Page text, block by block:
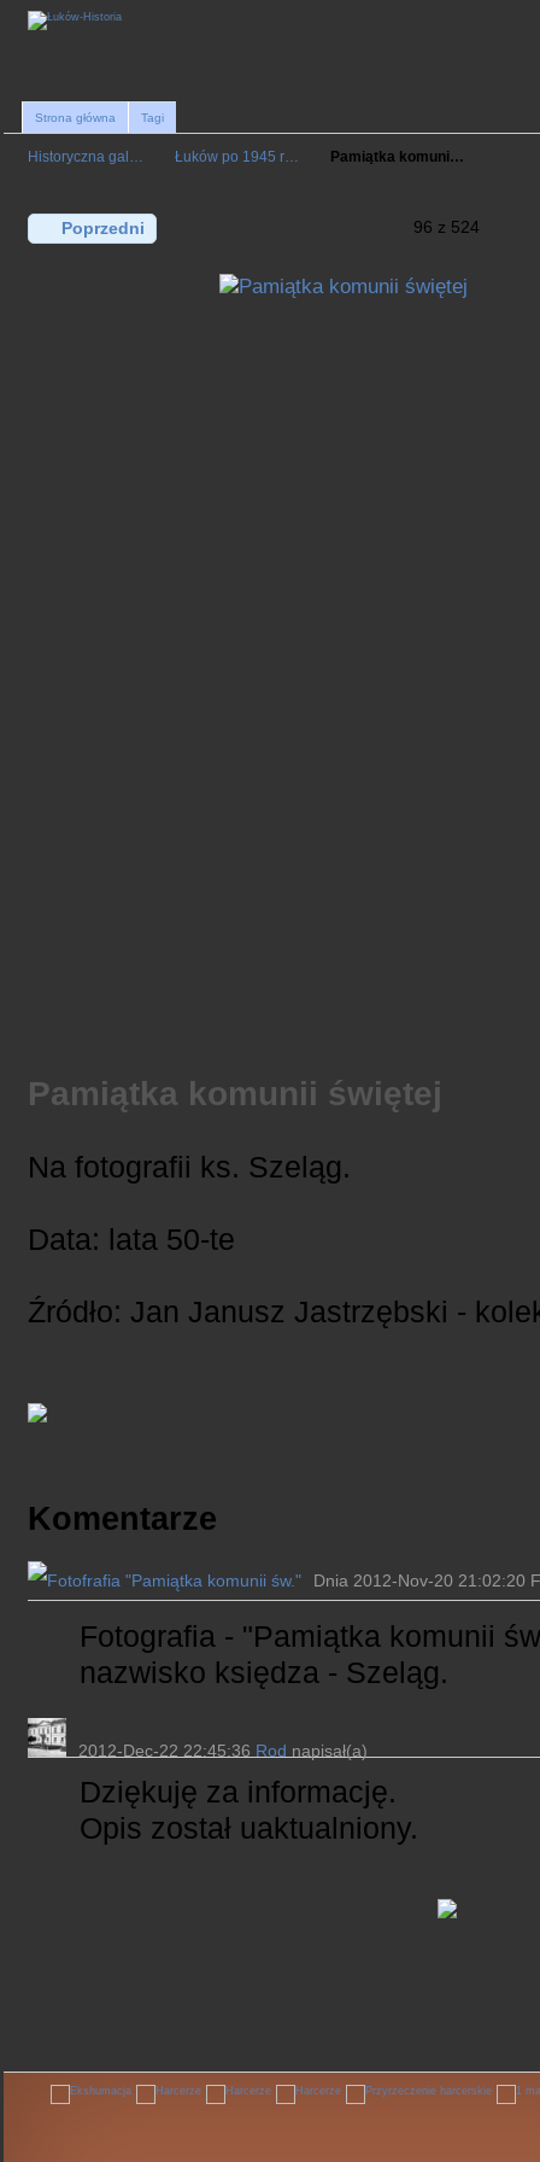
Strona główna Tagi
Historyczna gal… Łuków po 1945 r… Pamiątka komuni…
Poprzedni 96 z 524
Pamiątka komunii świętej
Na fotografii ks. Szeląg.
Data: lata 50-te
Źródło: Jan Janusz Jastrzębski -
Komentarze
Dnia 2012-Nov-20 21:02:20
Fotografia - "Pamiątka komunii
nazwisko księdza - Szeląg.
2012-Dec-22 22:45:36 Rod napisał(a)
Dziękuję za informację.
Opis został uaktualniony.